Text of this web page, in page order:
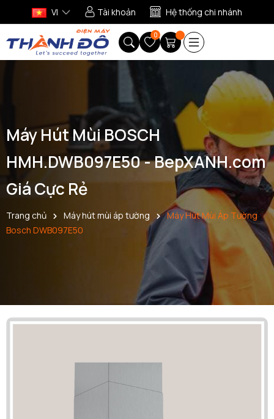
VI Tài khoản Hệ thống chi nhánh
0
Máy Hút Mùi BOSCH
HMH.DWB097E50 - BepXANH.com
Giá Cực Rẻ
Trang chủ Máy hút mùi áp tường
Máy Hút Mùi Áp Tường
Bosch DWB097E50